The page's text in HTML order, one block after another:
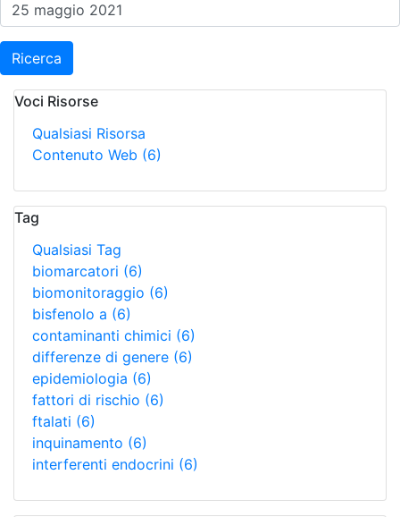
Ricerca
Voci Risorse
Qualsiasi Risorsa
Contenuto Web (6)
Tag
Qualsiasi Tag
biomarcatori (6)
biomonitoraggio (6)
bisfenolo a (6)
contaminanti chimici (6)
differenze di genere (6)
epidemiologia (6)
fattori di rischio (6)
ftalati (6)
inquinamento (6)
interferenti endocrini (6)